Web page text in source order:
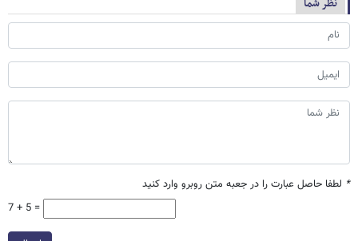
* لطفا حاصل عبارت را در جعبه متن روبرو وارد کنید
7 + 5 =